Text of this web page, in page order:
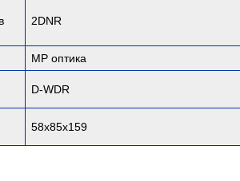
2DNR
MP оптика
D-WDR
58х85х159